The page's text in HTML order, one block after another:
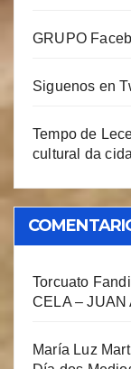
GRUPO
Siguenos en
Tempo de
cultural da
Torcuato
CELA – JUAN
María Luz